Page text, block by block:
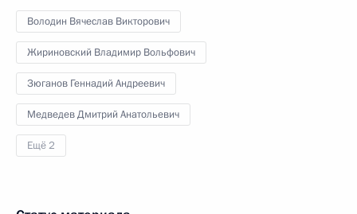
Володин Вячеслав Викторович
Жириновский Владимир Вольфович
Зюганов Геннадий Андреевич
Медведев Дмитрий Анатольевич
Ещё 2